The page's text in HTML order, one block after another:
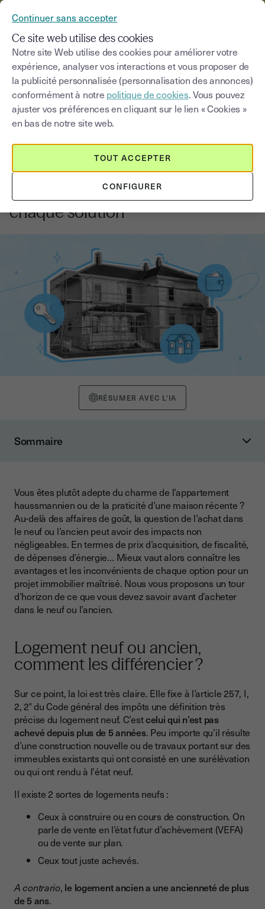
Blog
Choisir une catégorie Saisissez un terme
Acheter dans le neuf ou l’ancien :
avantages et inconvénients de
chaque solution
RÉSUMER AVEC L'IA
Sommaire
Quels sont les avantages à investir dans le neuf ?
Une absence de travaux immédiats
Des garanties légales importantes en cas de dommages ou
de malfaçons
Des charges de copropriété plus faibles
Un logement peu énergivore
Une fiscalité avantageuse
Quels sont les inconvénients à investir dans le neuf ?
Un prix d’achat élevé
Le retard dans la livraison de votre logement neuf
Une incertitude quant au logement fini
Une marge de négociation plus faible
Faut-il acheter dans l’ancien ? Avantages et inconvénients
Quels sont les avantages à acheter dans l’ancien ?
Des prix d’achat négociable
Une plus-value à la revente
Une disponibilité immédiate
Des avantages fiscaux variés
La chasse aux passoires thermiques
Vous êtes plutôt adepte du charme de l’appartement
haussmannien ou de la praticité d’une maison récente ?
Au-delà des affaires de goût, la question de l’achat dans
le neuf ou l’ancien peut avoir des impacts non
négligeables. En termes de prix d’acquisition, de fiscalité,
de dépenses d’énergie… Mieux vaut alors connaître les
avantages et les inconvénients de chaque option pour un
projet immobilier maîtrisé. Nous vous proposons un tour
d’horizon de ce que vous devez savoir avant d’acheter
dans le neuf ou l’ancien.
Logement neuf ou ancien,
comment les différencier ?
Sur ce point, la loi est très claire. Elle fixe à l’article 257, I,
2, 2° du Code général des impôts une définition très
précise du logement neuf. C’estcelui qui n’est pas
achevé depuis plus de 5 années. Peu importe qu’il résulte
d’une construction nouvelle ou de travaux portant sur des
immeubles existants qui ont consisté en une surélévation
ou qui ont rendu à l'état neuf.
Il existe 2 sortes de logements neufs :
Ceux à construire ou en cours de construction. On
parle de vente en l’état futur d’achèvement (VEFA)
ou de vente sur plan.
Ceux tout juste achevés.
A contrario, le logement ancien a une ancienneté de plus
de 5 ans.
Continuer sans accepter
Ce site web utilise des cookies
Notre site Web utilise des cookies pour améliorer votre
expérience, analyser vos interactions et vous proposer de
la publicité personnalisée (personnalisation des annonces)
conformément à notre politique de cookies. Vous pouvez
ajuster vos préférences en cliquant sur le lien « Cookies »
en bas de notre site web.
CONFIGURER
TOUT ACCEPTER